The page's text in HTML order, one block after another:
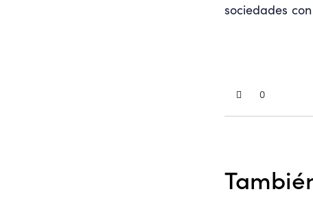
sociedades
0